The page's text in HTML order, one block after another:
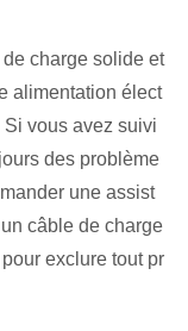
charge solide et
alimentation élect
vous avez suivi
des problème
une assist
câble de charge
exclure tout pr